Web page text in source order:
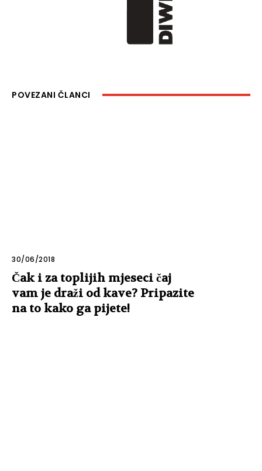
POVEZANI ČLANCI
30/06/2018
Čak i za toplijih mjeseci čaj
vam je draži od kave? Pripazite
na to kako ga pijete!